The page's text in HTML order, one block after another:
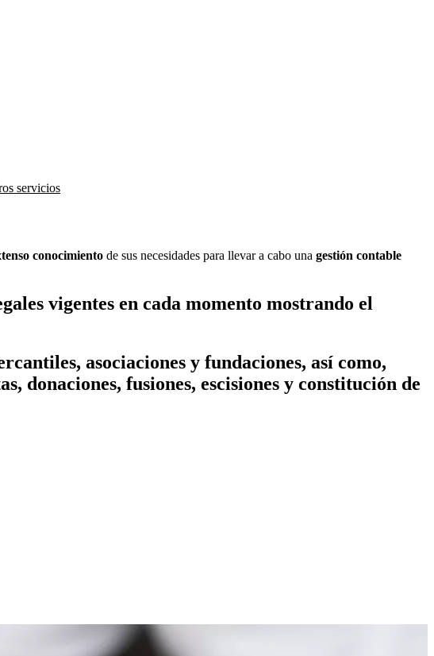
servicios
conocimiento de sus necesidades para llevar a cabo una gestión contable
vigentes en cada momento mostrando el
asociaciones y fundaciones, así como,
donaciones, fusiones, escisiones y constitución de